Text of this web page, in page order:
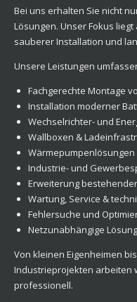
Bei uns erhalten Sie nicht
Lösungen. Unser Fokus
sauberer Installation und
Unsere Leistungen
Fachgerechte Montage
Installation moderner
Wechselrichter- und
Wallboxen &
Wärmepumpenlösungen
Industrie- und
Erweiterung
Wartung, Service &
Fehlersuche und
Netzunabhängige
Von kleinen Eigenheimen
Industrieprojekten arbeiten
professionell.